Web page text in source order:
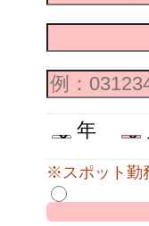
年
※スポット勤